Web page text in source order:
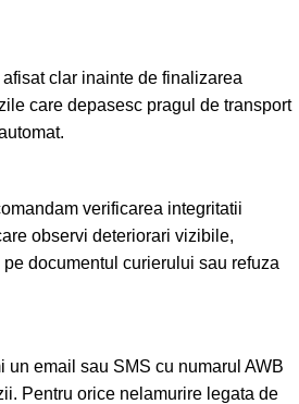
clar inainte de finalizarea
care depasesc pragul de transport
verificarea integritatii
observi deteriorari vizibile,
documentul curierului sau refuza
un email sau SMS cu numarul AWB
Pentru orice nelamurire legata de